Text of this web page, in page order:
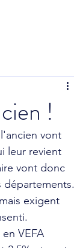
!
vont
leur revient
vont donc
départements.
exigent
VEFA